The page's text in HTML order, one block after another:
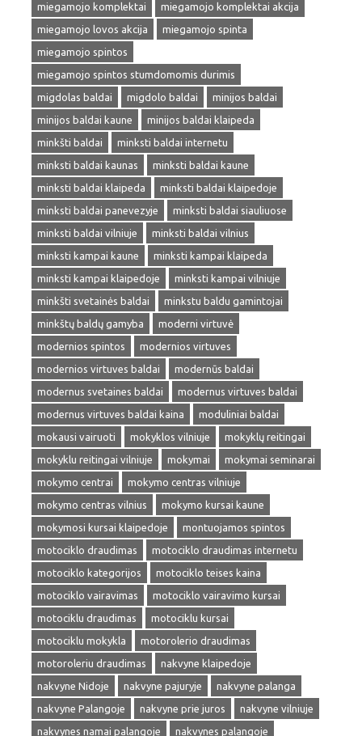
miegamojo komplektai
miegamojo komplektai akcija
miegamojo lovos akcija
miegamojo spinta
miegamojo spintos
miegamojo spintos stumdomomis durimis
migdolas baldai
migdolo baldai
minijos baldai
minijos baldai kaune
minijos baldai klaipeda
minkšti baldai
minksti baldai internetu
minksti baldai kaunas
minksti baldai kaune
minksti baldai klaipeda
minksti baldai klaipedoje
minksti baldai panevezyje
minksti baldai siauliuose
minksti baldai vilniuje
minksti baldai vilnius
minksti kampai kaune
minksti kampai klaipeda
minksti kampai klaipedoje
minksti kampai vilniuje
minkšti svetainės baldai
minkstu baldu gamintojai
minkštų baldų gamyba
moderni virtuvė
modernios spintos
modernios virtuves
modernios virtuves baldai
modernūs baldai
modernus svetaines baldai
modernus virtuves baldai
modernus virtuves baldai kaina
moduliniai baldai
mokausi vairuoti
mokyklos vilniuje
mokyklų reitingai
mokyklu reitingai vilniuje
mokymai
mokymai seminarai
mokymo centrai
mokymo centras vilniuje
mokymo centras vilnius
mokymo kursai kaune
mokymosi kursai klaipedoje
montuojamos spintos
motociklo draudimas
motociklo draudimas internetu
motociklo kategorijos
motociklo teises kaina
motociklo vairavimas
motociklo vairavimo kursai
motociklu draudimas
motociklu kursai
motociklu mokykla
motorolerio draudimas
motoroleriu draudimas
nakvyne klaipedoje
nakvyne Nidoje
nakvyne pajuryje
nakvyne palanga
nakvyne Palangoje
nakvyne prie juros
nakvyne vilniuje
nakvynes namai palangoje
nakvynes palangoje